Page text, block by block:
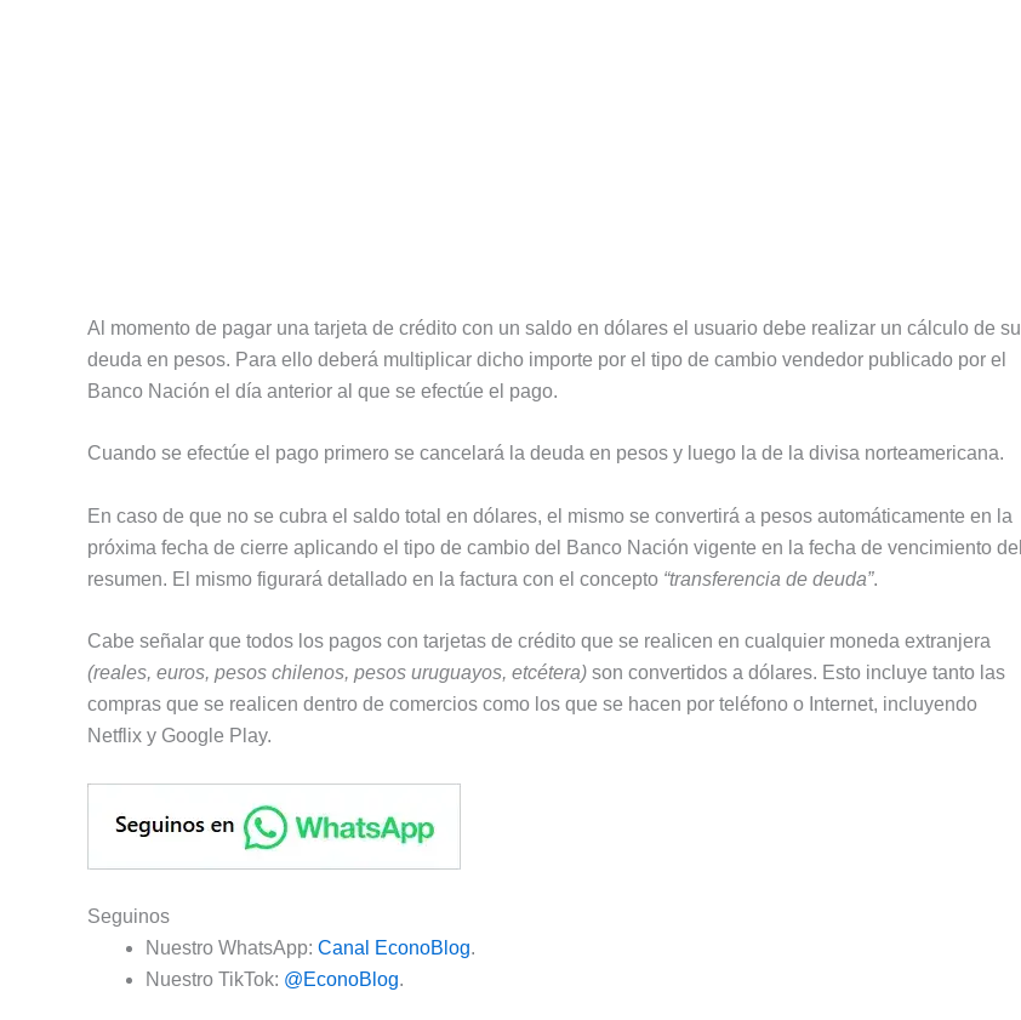
Al momento de pagar una tarjeta de crédito con un saldo en dólares el usuario debe realizar un cálculo de su
deuda en pesos. Para ello deberá multiplicar dicho importe por el tipo de cambio vendedor publicado por el
Banco Nación el día anterior al que se efectúe el pago.
Cuando se efectúe el pago primero se cancelará la deuda en pesos y luego la de la divisa norteamericana.
En caso de que no se cubra el saldo total en dólares, el mismo se convertirá a pesos automáticamente en la
próxima fecha de cierre aplicando el tipo de cambio del Banco Nación vigente en la fecha de vencimiento del
resumen. El mismo figurará detallado en la factura con el concepto “transferencia de deuda”.
Cabe señalar que todos los pagos con tarjetas de crédito que se realicen en cualquier moneda extranjera
(reales, euros, pesos chilenos, pesos uruguayos, etcétera) son convertidos a dólares. Esto incluye tanto las
compras que se realicen dentro de comercios como los que se hacen por teléfono o Internet, incluyendo
Netflix y Google Play.
Seguinos
Nuestro WhatsApp: Canal EconoBlog.
Nuestro TikTok: @EconoBlog.